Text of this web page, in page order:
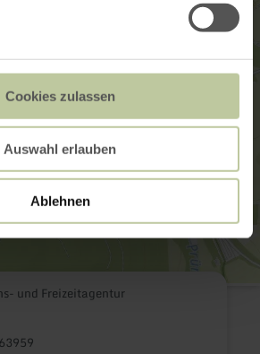
Cookies zulassen
Auswahl erlauben
Ablehnen
und Freizeitagentur